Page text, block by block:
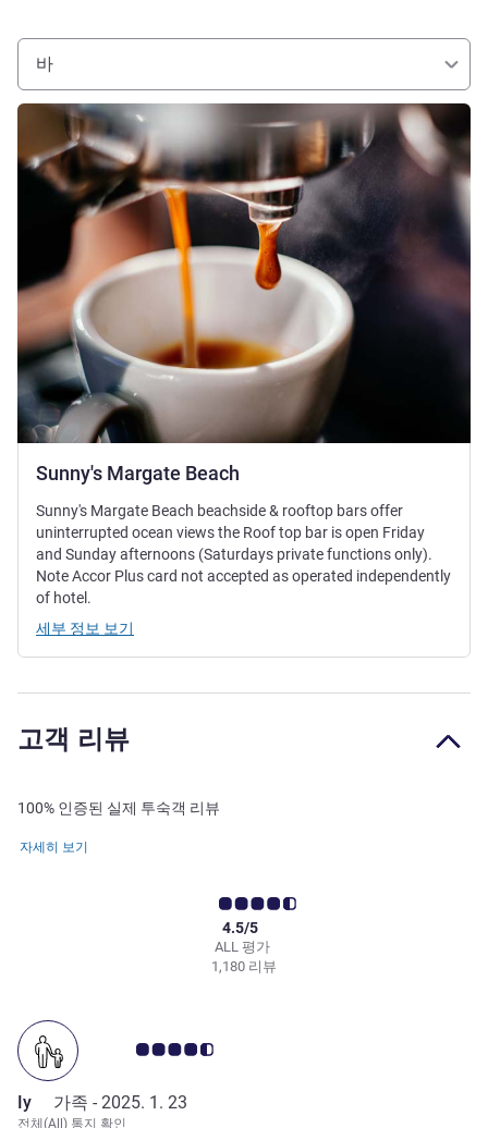
바
Sunny's Margate Beach
세부 정보 보기
Sunny's Margate Beach beachside & rooftop bars offer
uninterrupted ocean views the Roof top bar is open Friday
and Sunday afternoons (Saturdays private functions only).
Note Accor Plus card not accepted as operated independently
of hotel.
세부 정보 보기
고객 리뷰
100% 인증된 실제 투숙객 리뷰
자세히 보기
ALL 평가
4.5/5
1,180 리뷰
고객 평점 4.5/5
Iy 가족 - 2025. 1. 23
전체(All) 통지 확인